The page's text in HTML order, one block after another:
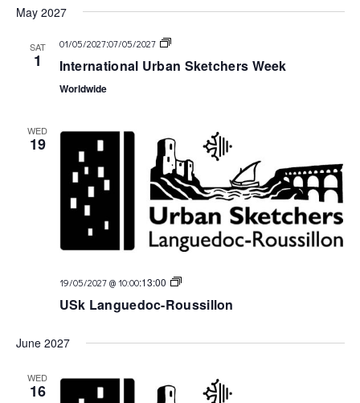
May 2027
SAT
1
01/05/2027:07/05/2027
USk
International Urban Sketchers Week
Worldwide
WED
19
19/05/2027 @ 10:00:13:00
USk
USk Languedoc-Roussillon
June 2027
WED
16